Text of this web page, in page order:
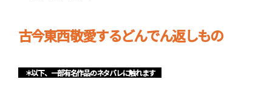
古今東西敬愛するどんでん返しもの
＊以下、一部有名作品のネタバレに触れます